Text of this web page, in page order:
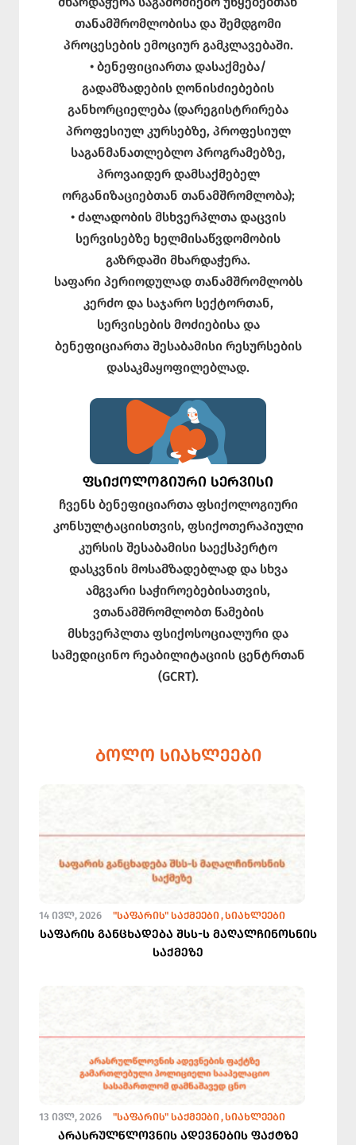
თანამშრომლობისა და შემდგომი
პროცესების ემოციურ გამკლავებაში.
• ბენეფიციართა დასაქმება/
გადამზადების ღონისძიებების
განხორციელება (დარეგისტრირება
პროფესიულ კურსებზე, პროფესიულ
საგანმანათლებლო პროგრამებზე,
პროვაიდერ დამსაქმებელ
ორგანიზაციებთან თანამშრომლობა);
• ძალადობის მსხვერპლთა დაცვის
სერვისებზე ხელმისაწვდომობის
გაზრდაში მხარდაჭერა.
საფარი პერიოდულად თანამშრომლობს
კერძო და საჯარო სექტორთან,
სერვისების მოძიებისა და
ბენეფიციართა შესაბამისი რესურსების
დასაკმაყოფილებლად.
ᲤᲡᲘᲥᲝᲚᲝᲒᲘᲣᲠᲘ ᲡᲔᲠᲕᲘᲡᲘ
ჩვენს ბენეფიციართა ფსიქოლოგიური
კონსულტაციისთვის, ფსიქოთერაპიული
კურსის შესაბამისი საექსპერტო
დასკვნის მოსამზადებლად და სხვა
ამგვარი საჭიროებებისათვის,
ვთანამშრომლობთ წამების
მსხვერპლთა ფსიქოსოციალური და
სამედიცინო რეაბილიტაციის ცენტრთან
(GCRT).
ᲑᲝᲚᲝ ᲡᲘᲐᲮᲚᲔᲔᲑᲘ
14 ᲘᲕᲚ, 2026 "ᲡᲐᲤᲐᲠᲘᲡ" ᲡᲐᲥᲛᲔᲔᲑᲘ ᲡᲘᲐᲮᲚᲔᲔᲑᲘ
საფარის განცხადება შსს-ს მაღალჩინოსნის
საქმეზე
13 ᲘᲕᲚ, 2026 "ᲡᲐᲤᲐᲠᲘᲡ" ᲡᲐᲥᲛᲔᲔᲑᲘ ᲡᲘᲐᲮᲚᲔᲔᲑᲘ
არასრულწლოვნის ადევნების ფაქტზე